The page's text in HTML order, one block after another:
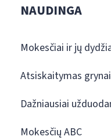
NAUDINGA
Mokesčiai ir jų
Atsiskaitymas
Dažniausiai
Mokesčių ABC